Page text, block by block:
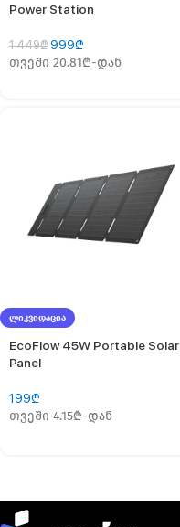
Power Station
1 449₾ 999₾
თვეში 20.81₾-დან
ᲚᲘᲙᲕᲘᲓᲐᲪᲘᲐ
EcoFlow 45W Portable Solar
Panel
199₾
თვეში 4.15₾-დან